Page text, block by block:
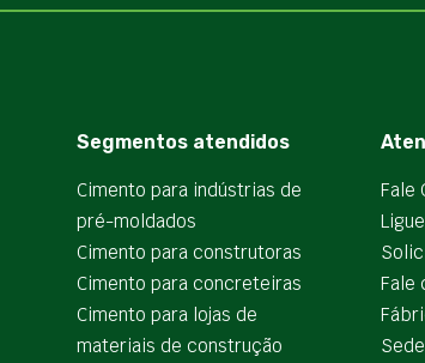
Segmentos atendidos
Cimento para indústrias de
pré-moldados
Cimento para construtoras
Cimento para concreteiras
Cimento para lojas de
materiais de construção
Fale
Fale